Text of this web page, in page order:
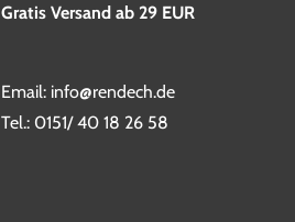
Gratis Versand ab 29 EUR
Email: info@rendech.de
Tel.: 0151/ 40 18 26 58